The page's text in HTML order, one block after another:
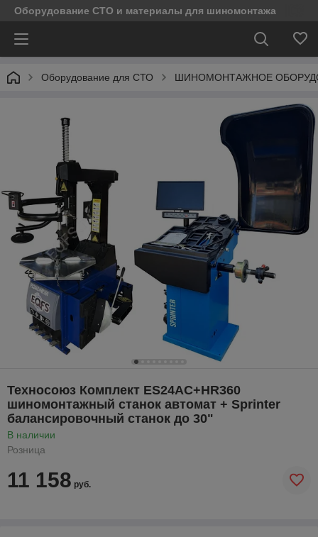
Оборудование СТО и материалы для шиномонтажа
Оборудование для СТО ШИНОМОНТАЖНОЕ
Техносоюз Комплект ES24AC+HR360
шиномонтажный станок автомат + Sprinter
балансировочный станок до 30"
В наличии
Розница
11 158 руб.